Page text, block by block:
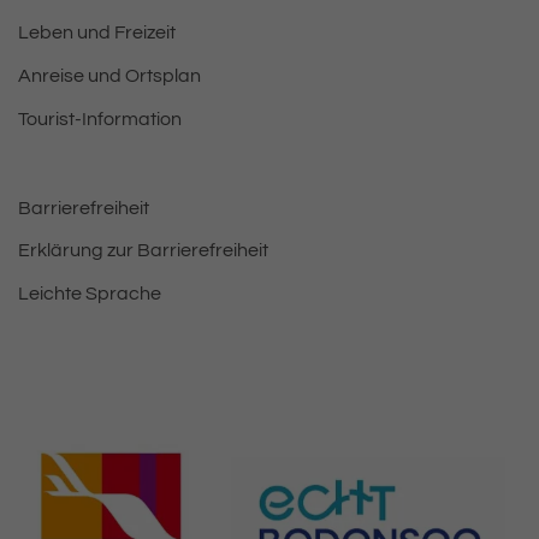
Leben und Freizeit
Anreise und Ortsplan
Tourist-Information
Barrierefreiheit
Erklärung zur Barrierefreiheit
Leichte Sprache